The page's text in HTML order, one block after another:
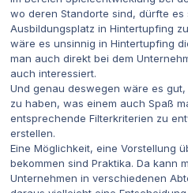
wo deren Standorte sind, dürfte
Ausbildungsplatz in Hintertupfing
wäre es unsinnig in Hintertupfing
man auch direkt bei dem
auch interessiert.
Und genau deswegen wäre es
zu haben, was einem auch Spaß
entsprechende Filterkriterien zu
erstellen.
Eine Möglichkeit, eine Vorstellung
bekommen sind Praktika. Da kann
Unternehmen in verschiedenen